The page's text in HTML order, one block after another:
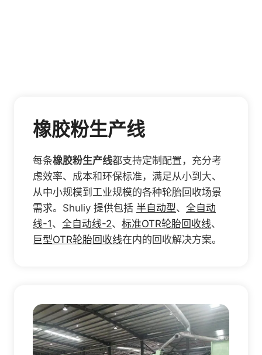
橡胶粉生产线
每条橡胶粉生产线都支持定制配置，充分考
虑效率、成本和环保标准，满足从小到大、
从中小规模到工业规模的各种轮胎回收场景
需求。Shuliy 提供包括 半自动型、 全自动
线-1、 全自动线-2、 标准OTR轮胎回收线、
巨型OTR轮胎回收线在内的回收解决方案。